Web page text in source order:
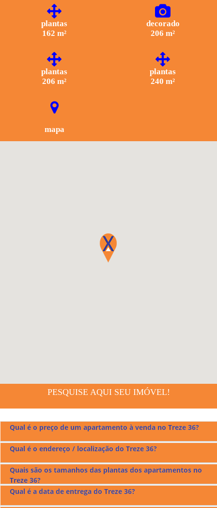
plantas
162 m²
decorado
206 m²
plantas
206 m²
plantas
240 m²
mapa
PESQUISE AQUI SEU IMÓVEL!
Qual é o preço de um apartamento à venda no Treze 36?
entre r$1.620.000,00 a r$3.300.000,00
Qual é o endereço / localização do Treze 36?
OTreze 36
Goiânia, confira no mapa acima.
Quais são os tamanhos das plantas dos apartamentos no
Treze 36?
Qual é a data de entrega do Treze 36?